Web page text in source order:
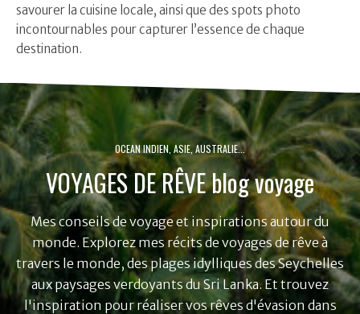
savourer la cuisine locale, ainsi que des spots photo
incontournables pour capturer l’essence de chaque
destination.
OCEAN INDIEN, ASIE, AUSTRALIE...
VOYAGES DE RÊVE blog voyage
Mes conseils de voyage et inspirations autour du
monde. Explorez mes récits de voyages de rêve à
travers le monde, des plages idylliques des Seychelles
aux paysages verdoyants du Sri Lanka. Et trouvez
l'inspiration pour réaliser vos rêves d'évasion dans